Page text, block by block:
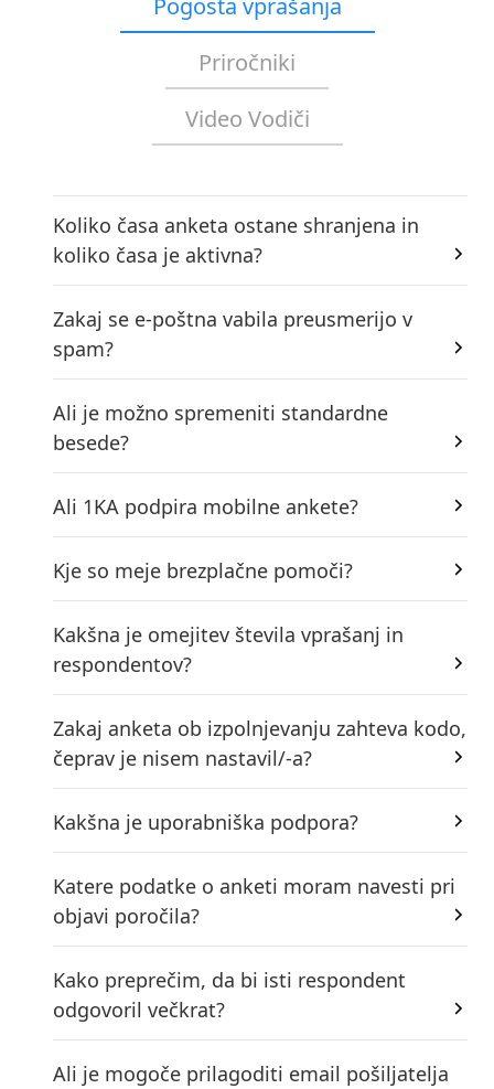
Pogosta vprašanja
Priročniki
Video Vodiči
Koliko časa anketa ostane shranjena in
koliko časa je aktivna?
Zakaj se e-poštna vabila preusmerijo v
spam?
Ali je možno spremeniti standardne
besede?
Ali 1KA podpira mobilne ankete?
Kje so meje brezplačne pomoči?
Kakšna je omejitev števila vprašanj in
respondentov?
Zakaj anketa ob izpolnjevanju zahteva kodo,
čeprav je nisem nastavil/-a?
Kakšna je uporabniška podpora?
Katere podatke o anketi moram navesti pri
objavi poročila?
Kako preprečim, da bi isti respondent
odgovoril večkrat?
Ali je mogoče prilagoditi email pošiljatelja